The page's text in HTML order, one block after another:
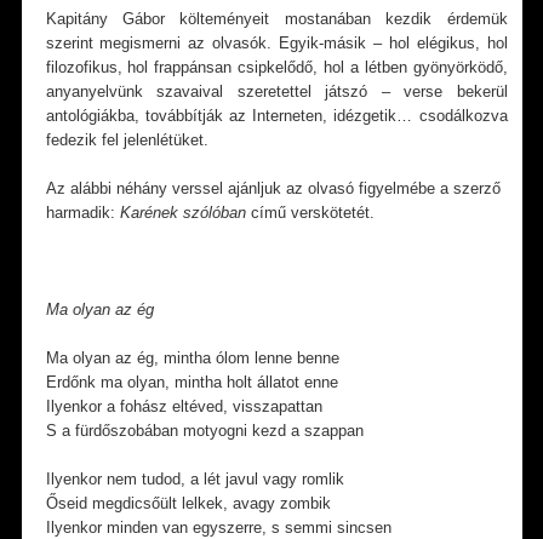
Kapitány Gábor költeményeit mostanában kezdik érdemük
szerint megismerni az olvasók. Egyik-másik – hol elégikus, hol
filozofikus, hol frappánsan csipkelődő, hol a létben gyönyörködő,
anyanyelvünk szavaival szeretettel játszó – verse bekerül
antológiákba, továbbítják az Interneten, idézgetik… csodálkozva
fedezik fel jelenlétüket.
Az alábbi néhány verssel ajánljuk az olvasó figyelmébe a szerző
harmadik: Karének szólóbancímű verskötetét.
Ma olyan az ég
Ma olyan az ég, mintha ólom lenne benne
Erdőnk ma olyan, mintha holt állatot enne
Ilyenkor a fohász eltéved, visszapattan
S a fürdőszobában motyogni kezd a szappan
Ilyenkor nem tudod, a lét javul vagy romlik
Őseid megdicsőült lelkek, avagy zombik
Ilyenkor minden van egyszerre, s semmi sincsen